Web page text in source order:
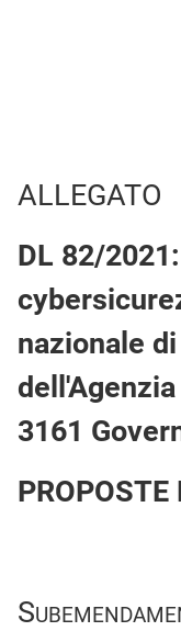
ALLEGATO
DL 82/
nazionale
3161
PROPOSTE